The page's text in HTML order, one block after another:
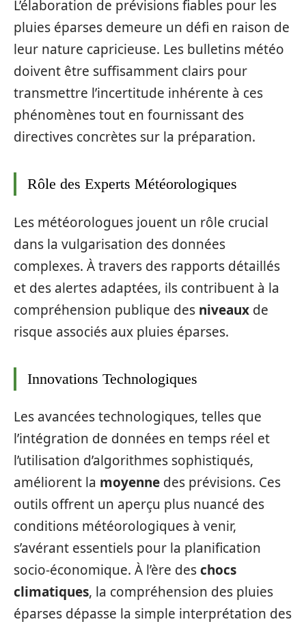
L’élaboration de prévisions fiables pour les
pluies éparses demeure un défi en raison de
leur nature capricieuse. Les bulletins météo
doivent être suffisamment clairs pour
transmettre l’incertitude inhérente à ces
phénomènes tout en fournissant des
directives concrètes sur la préparation.
Rôle des Experts Météorologiques
Les météorologues jouent un rôle crucial
dans la vulgarisation des données
complexes. À travers des rapports détaillés
et des alertes adaptées, ils contribuent à la
compréhension publique des niveaux de
risque associés aux pluies éparses.
Innovations Technologiques
Les avancées technologiques, telles que
l’intégration de données en temps réel et
l’utilisation d’algorithmes sophistiqués,
améliorent la moyenne des prévisions. Ces
outils offrent un aperçu plus nuancé des
conditions météorologiques à venir,
s’avérant essentiels pour la planification
socio-économique. À l’ère deschocs
climatiques, la compréhension des pluies
éparses dépasse la simple interprétation des